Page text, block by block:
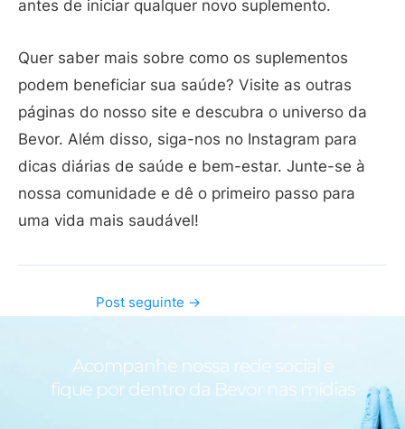
antes de iniciar qualquer novo suplemento.
Quer saber mais sobre como os suplementos
podem beneficiar sua saúde? Visite as outras
páginas do nosso site e descubra o universo da
Bevor. Além disso, siga-nos no Instagram para
dicas diárias de saúde e bem-estar. Junte-se à
nossa comunidade e dê o primeiro passo para
uma vida mais saudável!
Post seguinte →
Acompanhe nossa rede social e
fique por dentro da Bevor nas mídias